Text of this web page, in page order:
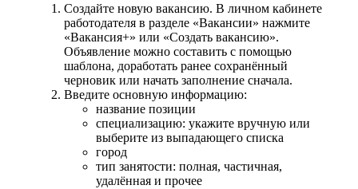
Создайте новую вакансию. В личном кабинете
работодателя в разделе «Вакансии» нажмите
«Вакансия+» или «Создать вакансию».
Объявление можно составить с помощью
шаблона, доработать ранее сохранённый
черновик или начать заполнение сначала.
Введите основную информацию:
название позиции
специализацию: укажите вручную или
выберите из выпадающего списка
город
тип занятости: полная, частичная,
удалённая и прочее